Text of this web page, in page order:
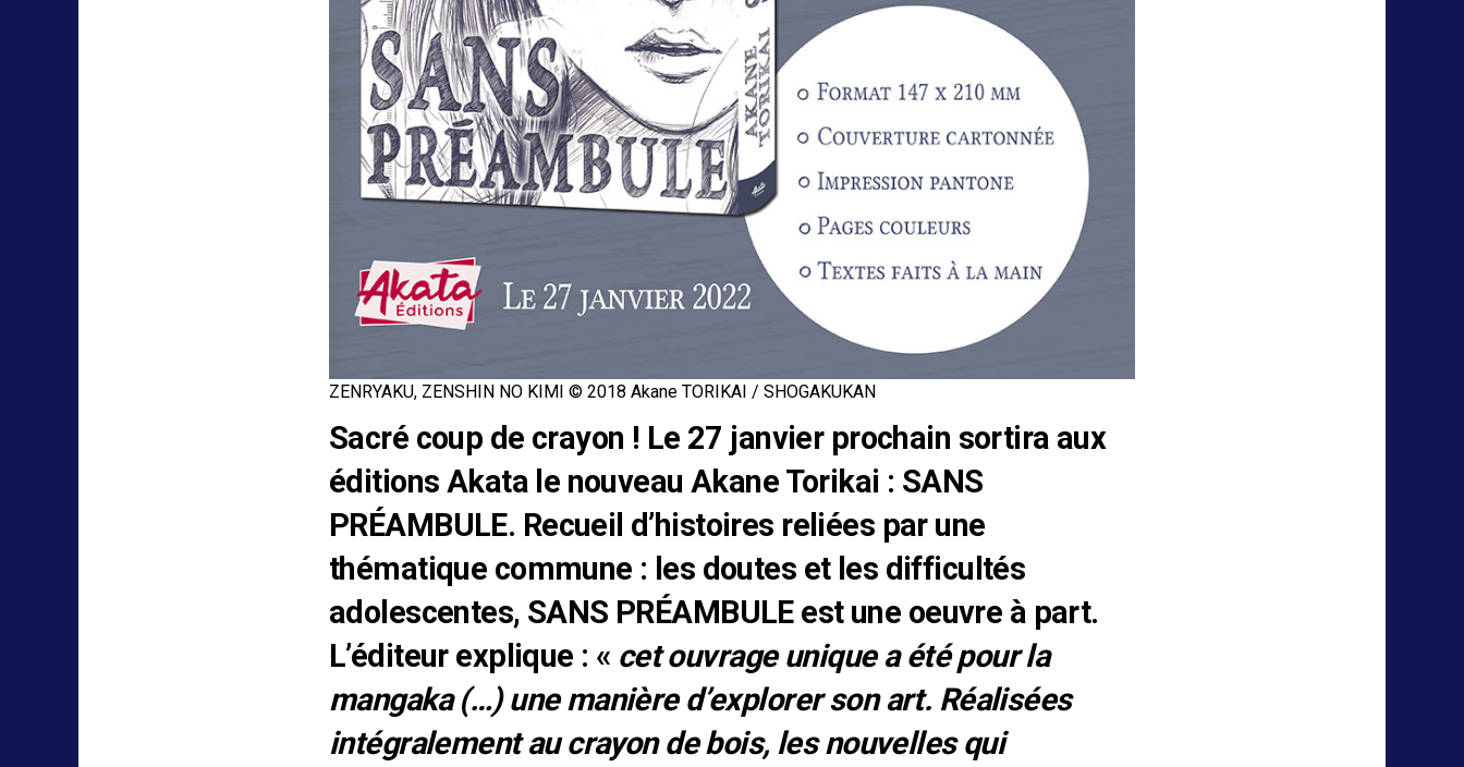
ZENRYAKU, ZENSHIN NO KIMI © 2018 Akane TORIKAI / SHOGAKUKAN
Sacré coup de crayon ! Le 27 janvier prochain sortira aux
éditions Akata le nouveau Akane Torikai : SANS
PRÉAMBULE. Recueil d’histoires reliées par une
thématique commune : les doutes et les difficultés
adolescentes, SANS PRÉAMBULE est une oeuvre à part.
L’éditeur explique : « cet ouvrage unique a été pour la
mangaka (…) une manière d’explorer son art. Réalisées
intégralement au crayon de bois, les nouvelles qui